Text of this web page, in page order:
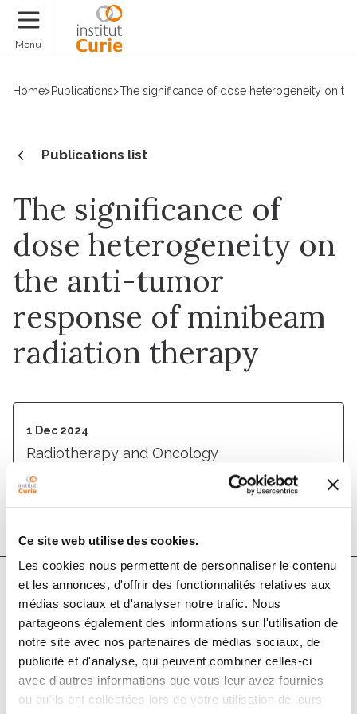
Ce site web utilise des cookies.
Les cookies nous permettent de personnaliser le contenu
et les annonces, d'offrir des fonctionnalités relatives aux
médias sociaux et d'analyser notre trafic. Nous
partageons également des informations sur l'utilisation de
notre site avec nos partenaires de médias sociaux, de
publicité et d'analyse, qui peuvent combiner celles-ci
avec d'autres informations que vous leur avez fournies
ou qu'ils ont collectées lors de votre utilisation de leurs
Menu
Home>Publications>The significance of dose heterogeneity on
Publications list
The significance of
dose heterogeneity on
the anti-tumor
response of minibeam
radiation therapy
1 Dec 2024
Radiotherapy and Oncology
DOI : 10.1016/j.radonc.2024.110577
Authors
Sarah Potiron, Lorea Iturri, Marjorie Juchaux, Julie
Espenon, Cristèle Gilbert, Josie McGarrigle, Ramon
Ortiz Catalan, Alfredo Fernandez-Rodriguez,